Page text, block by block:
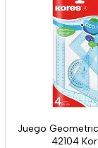
Juego
42104